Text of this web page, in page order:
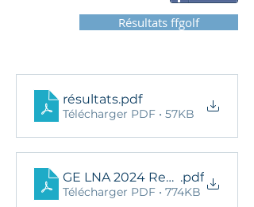
Résultats ffgolf
résultats.pdf
Télécharger PDF • 57KB
GE LNA 2024 RegGE CDF v1
.pdf
Télécharger PDF • 774KB